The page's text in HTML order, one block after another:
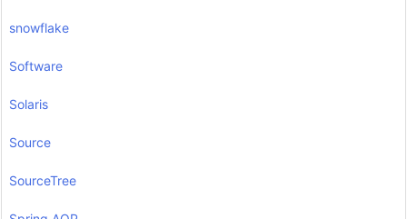
snowflake
Software
Solaris
Source
SourceTree